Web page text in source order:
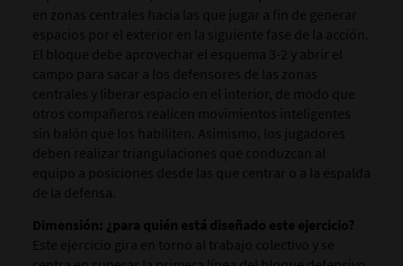
en zonas centrales hacia las que jugar a fin de generar
espacios por el exterior en la siguiente fase de la acción.
El bloque debe aprovechar el esquema 3-2 y abrir el
campo para sacar a los defensores de las zonas
centrales y liberar espacio en el interior, de modo que
otros compañeros realicen movimientos inteligentes
sin balón que los habiliten. Asimismo, los jugadores
deben realizar triangulaciones que conduzcan al
equipo a posiciones desde las que centrar o a la espalda
de la defensa.
Dimensión: ¿para quién está diseñado este ejercicio?
Este ejercicio gira en torno al trabajo colectivo y se